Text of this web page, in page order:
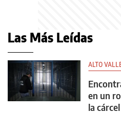
Las Más Leídas
ALTO
en un
la cárcel